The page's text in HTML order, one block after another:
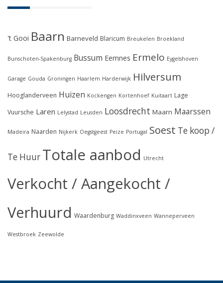
't Gooi Baarn Barneveld Blaricum Breukelen Broekland
Bunschoten-Spakenburg Bussum Eemnes Ermelo Eygelshoven
Garage Gouda Groningen Haarlem Harderwijk Hilversum
Hooglanderveen Huizen Kockengen Kortenhoef Kuitaart Lage
Vuursche Laren Lelystad Leusden Loosdrecht Maarn Maarssen
Madeira Naarden Nijkerk Oegstgeest Peize Portugal Soest Te koop /
Te Huur Totale aanbod Utrecht
Verkocht / Aangekocht /
Verhuurd Waardenburg Waddinxveen Wanneperveen
Westbroek Zeewolde